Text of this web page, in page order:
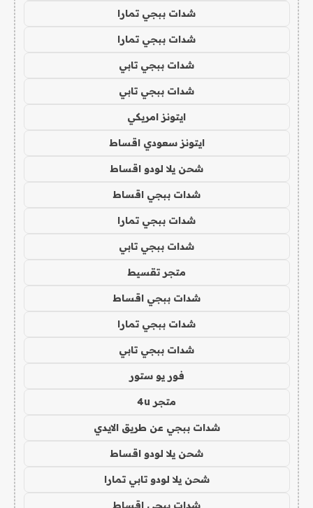
شدات ببجي تمارا
شدات ببجي تمارا
شدات ببجي تابي
شدات ببجي تابي
ايتونز امريكي
ايتونز سعودي اقساط
شحن يلا لودو اقساط
شدات ببجي اقساط
شدات ببجي تمارا
شدات ببجي تابي
متجر تقسيط
شدات ببجي اقساط
شدات ببجي تمارا
شدات ببجي تابي
فور يو ستور
متجر 4u
شدات ببجي عن طريق الايدي
شحن يلا لودو اقساط
شحن يلا لودو تابي تمارا
شدات ببجي اقساط